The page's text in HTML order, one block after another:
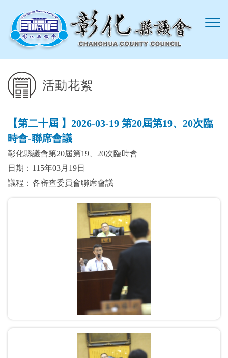
活動花絮
【第二十屆 】2026-03-19 第20屆第19、20次臨
時會-聯席會議
彰化縣議會第20屆第19、20次臨時會
日期：115年03月19日
議程：各審查委員會聯席會議